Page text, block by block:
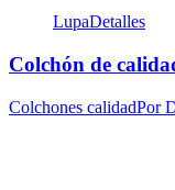
LupaDetalles
Colchón de
Colchones calidadPor